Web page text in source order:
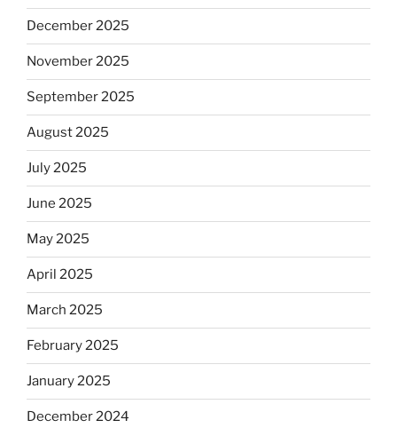
December 2025
November 2025
September 2025
August 2025
July 2025
June 2025
May 2025
April 2025
March 2025
February 2025
January 2025
December 2024